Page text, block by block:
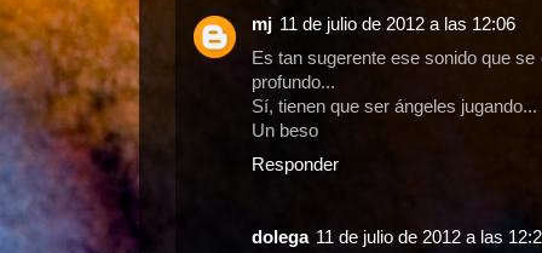
mj 11 de julio de 2012 a las 12:06
Es tan sugerente ese sonido que
profundo...
Sí, tienen que ser ángeles jugando...
Un beso
Responder
dolega 11 de julio de 2012 a las